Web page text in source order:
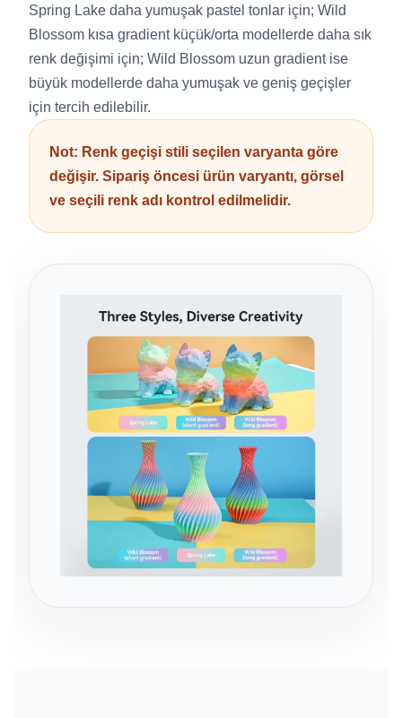
Spring Lake daha yumuşak pastel tonlar için; Wild
Blossom kısa gradient küçük/orta modellerde daha sık
renk değişimi için; Wild Blossom uzun gradient ise
büyük modellerde daha yumuşak ve geniş geçişler
için tercih edilebilir.
Not: Renk geçişi stili seçilen varyanta göre
değişir. Sipariş öncesi ürün varyantı, görsel
ve seçili renk adı kontrol edilmelidir.